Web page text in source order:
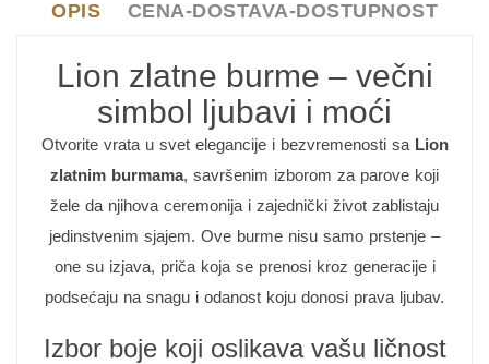
OPIS CENA-DOSTAVA-DOSTUPNOST
Lion zlatne burme – večni
simbol ljubavi i moći
Otvorite vrata u svet elegancije i bezvremenosti sa Lion
zlatnim burmama, savršenim izborom za parove koji
žele da njihova ceremonija i zajednički život zablistaju
jedinstvenim sjajem. Ove burme nisu samo prstenje –
one su izjava, priča koja se prenosi kroz generacije i
podsećaju na snagu i odanost koju donosi prava ljubav.
Izbor boje koji oslikava vašu ličnost